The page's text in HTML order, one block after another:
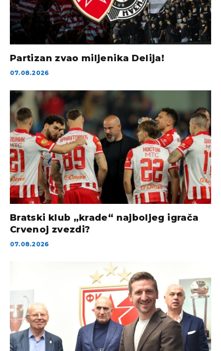
Partizan zvao miljenika Delija!
07.08.2026
Bratski klub „krade“ najboljeg igrača
Crvenoj zvezdi?
07.08.2026